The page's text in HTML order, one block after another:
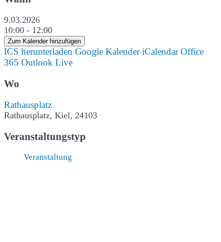
9.03.2026
10:00 - 12:00
Zum Kalender hinzufügen
ICS herunterladen Google Kalender iCalendar Office
365 Outlook Live
Wo
Rathausplatz
Rathausplatz, Kiel, 24103
Veranstaltungstyp
Veranstaltung